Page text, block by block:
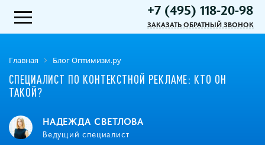
+7 (495) 118-20-98
ЗАКАЗАТЬ ОБРАТНЫЙ ЗВОНОК
Главная Блог Оптимизм.ру
СПЕЦИАЛИСТ ПО КОНТЕКСТНОЙ РЕКЛАМЕ: КТО ОН
ТАКОЙ?
НАДЕЖДА СВЕТЛОВА
Ведущий специалист